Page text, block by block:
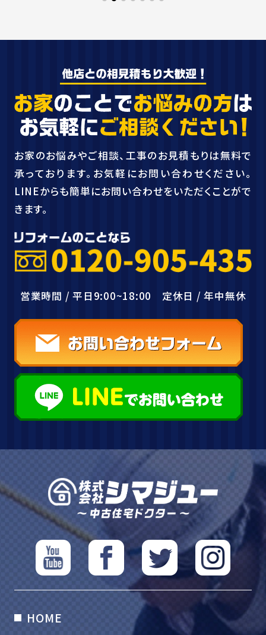
お家のお悩みやご相談、工事のお見積もりは無料で
承っております。お気軽にお問い合わせください。
LINEからも簡単にお問い合わせをいただくことがで
きます。
営業時間 / 平日9:00~18:00 定休日 / 年中無休
HOME